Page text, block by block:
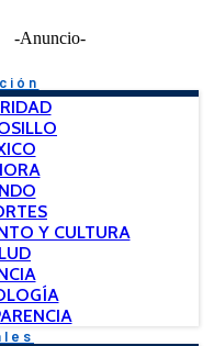
-Anuncio-
Y CULTURA